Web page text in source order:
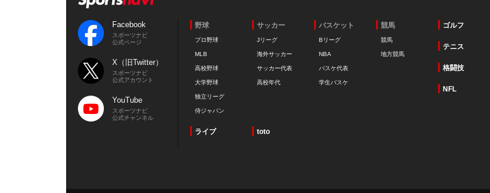
Facebook
スポーツナビ
公式ページ
X（旧Twitter）
スポーツナビ
公式アカウント
YouTube
スポーツナビ
公式チャンネル
野球
プロ野球
MLB
高校野球
大学野球
独立リーグ
侍ジャパン
サッカー
Jリーグ
海外サッカー
サッカー代表
高校年代
バスケット
Bリーグ
NBA
バスケ代表
学生バスケ
競馬
競馬
地方競馬
ゴルフ
テニス
格闘技
NFL
ライブ toto